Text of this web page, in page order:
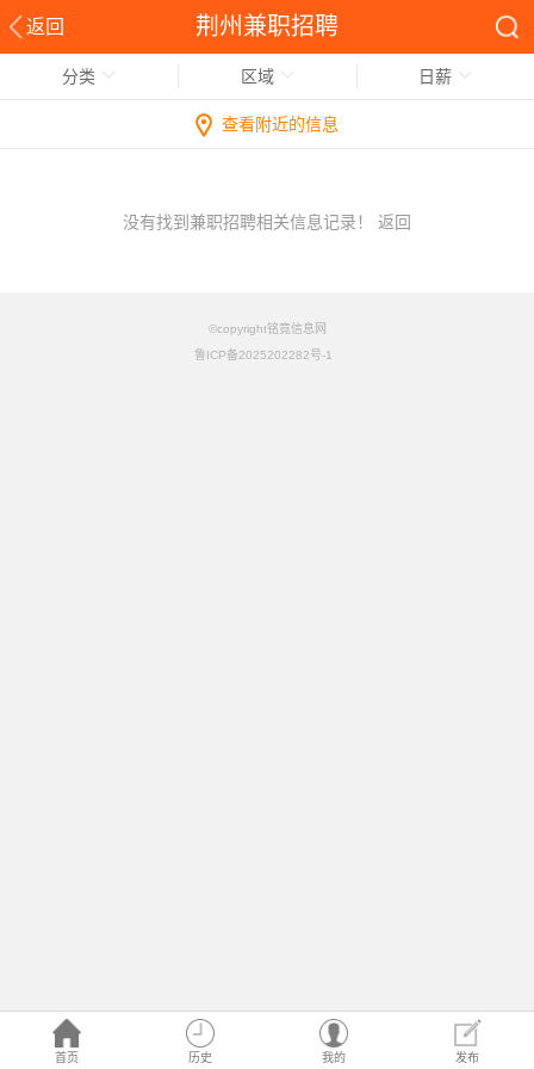
返回 荆州兼职招聘
首页 历史 我的 发布
分类 区域 日薪
查看附近的信息
没有找到兼职招聘相关信息记录！ 返回
©copyright铭竟信息网
鲁ICP备2025202282号-1